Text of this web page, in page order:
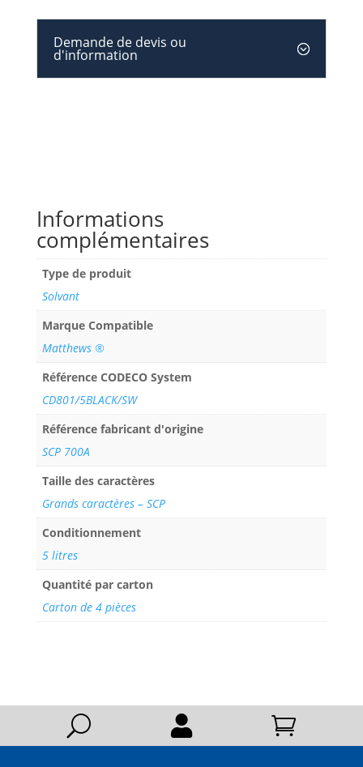
Demande de devis ou
d'information
Informations
complémentaires
Type de produit
Solvant
Marque Compatible
Matthews ®
Référence CODECO System
CD801/5BLACK/SW
Référence fabricant d'origine
SCP 700A
Taille des caractères
Grands caractères – SCP
Conditionnement
5 litres
Quantité par carton
Carton de 4 pièces
U  